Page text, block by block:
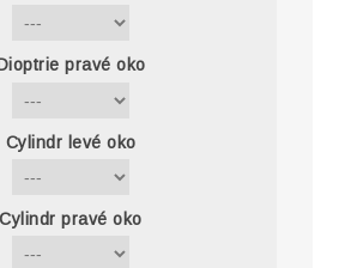
pravé oko
Cylindr levé oko
Cylindr pravé oko